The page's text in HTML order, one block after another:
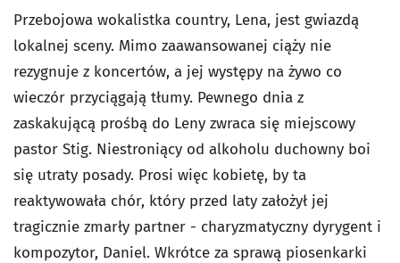
Przebojowa wokalistka country, Lena, jest gwiazdą
lokalnej sceny. Mimo zaawansowanej ciąży nie
rezygnuje z koncertów, a jej występy na żywo co
wieczór przyciągają tłumy. Pewnego dnia z
zaskakującą prośbą do Leny zwraca się miejscowy
pastor Stig. Niestroniący od alkoholu duchowny boi
się utraty posady. Prosi więc kobietę, by ta
reaktywowała chór, który przed laty założył jej
tragicznie zmarły partner - charyzmatyczny dyrygent i
kompozytor, Daniel. Wkrótce za sprawą piosenkarki